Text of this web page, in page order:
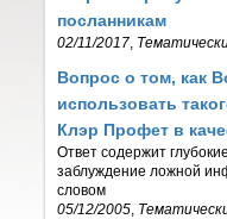
посланникам
02/11/2017
Вопрос о том, как
использовать
Клэр Профет в
Ответ содержит
заблуждение ложной
словом
05/12/2005